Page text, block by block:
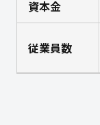
資本金
従業員数